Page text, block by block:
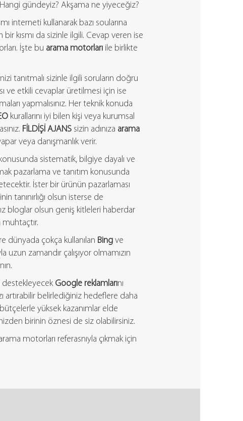
gündeyiz? Akşama ne yiyeceğiz?
interneti kullanarak bazı soularına
bir kısmı da sizinle ilgili. Cevap veren ise
İşte bu arama motorları ile birlikte
tanıtmalı sizinle ilgili soruların doğru
ve etkili cevaplar üretilmesi için ise
yapmalısınız. Her teknik konuda
kurallarını iyi bilen kişi veya kurumsal
FİLDİŞİ AJANS sizin adınıza arama
veya danışmanlık verir.
sistematik, bilgiye dayalı ve
pazarlama ve tanıtım konusunda
İster bir ürünün pazarlaması
tanınırlığı olsun isterse de
bloglar olsun geniş kitleleri haberdar
dünyada çokça kullanılan Bing ve
uzun zamandır çalışıyor olmamızın
destekleyecek Google reklamlarını
artırabilir belirlediğiniz hedeflere daha
yüksek kazanımlar elde
birinin öznesi de siz olabilirsiniz.
motorları referasnıyla çıkmak için